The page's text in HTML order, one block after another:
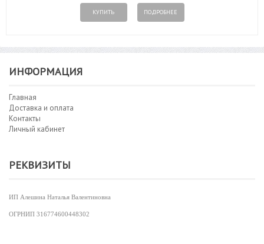
КУПИТЬ ПОДРОБНЕЕ
ИНФОРМАЦИЯ
Главная
Доставка и оплата
Контакты
Личный кабинет
РЕКВИЗИТЫ
ИП Алешина Наталья Валентиновна
ОГРНИП 316774600448302